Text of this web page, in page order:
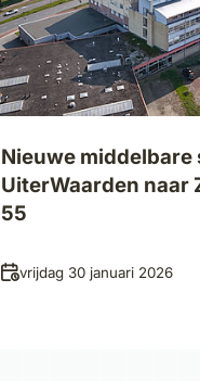
Nieuwe middelbare
UiterWaarden naar
55
Datum
vrijdag 30 januari 2026